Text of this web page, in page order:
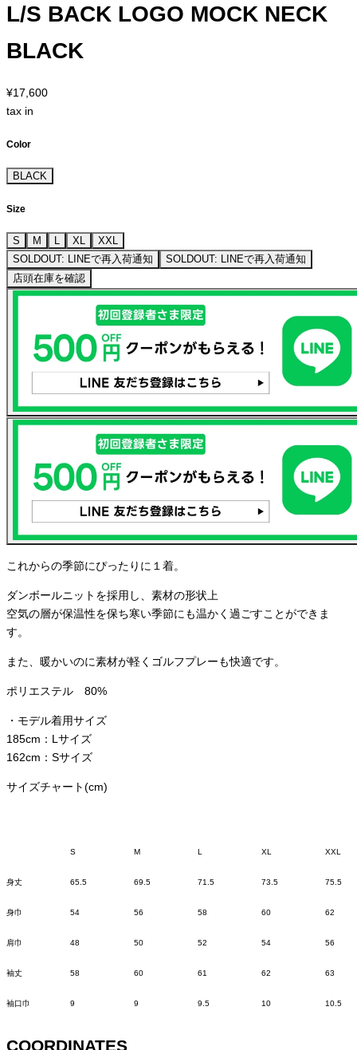
L/S BACK LOGO MOCK NECK
BLACK
¥17,600
tax in
Color
BLACK
Size
S M L XL
XXL
SOLDOUT: LINEで再入荷通知
SOLDOUT: LINEで再入荷通知
店頭在庫を確認
これからの季節にぴったりに１着。
ダンボールニットを採用し、素材の形状上
空気の層が保温性を保ち寒い季節にも温かく過ごすことができま
す。
また、暖かいのに素材が軽くゴルフプレーも快適です。
ポリエステル 80%
・モデル着用サイズ
185cm：Lサイズ
162cm：Sサイズ
サイズチャート(cm)
S M L XL XXL
身丈 65.5 69.5 71.5 73.5 75.5
身巾 54 56 58 60 62
肩巾 48 50 52 54 56
袖丈 58 60 61 62 63
袖口巾 9 9 9.5 10 10.5
COORDINATES